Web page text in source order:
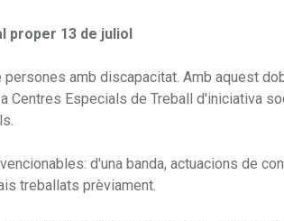
proper 13 de juliol
amb discapacitat. Amb aquest
Centres Especials de Treball d'iniciativa
d'una banda, actuacions de
treballats prèviament.